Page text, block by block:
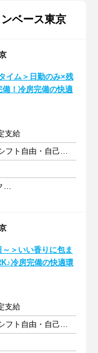
ベース東京
イム＞日勤のみ×残
！冷房完備の快適
支給
週5日以上 1日8時間以上 シフト自由・自己申告
南町田グランベリーパーク駅 徒歩13分
～＞いい香りに包ま
冷房完備の快適環
支給
週3日以上 1日5時間以上 シフト自由・自己申告